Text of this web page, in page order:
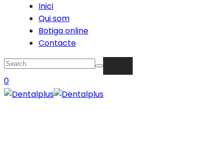
Inici
Qui som
Botiga online
Contacte
0